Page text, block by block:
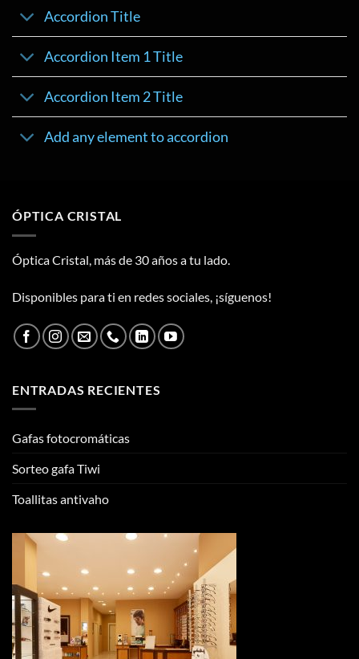
Accordion Title
Accordion Item 1 Title
Accordion Item 2 Title
Add any element to accordion
ÓPTICA CRISTAL
Óptica Cristal, más de 30 años a tu lado.
Disponibles para ti en redes sociales, ¡síguenos!
ENTRADAS RECIENTES
Gafas fotocromáticas
Sorteo gafa Tiwi
Toallitas antivaho